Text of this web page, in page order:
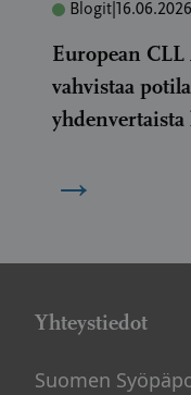
Blogit 16.06.2026
European
vahvistaa
yhdenvertaista
→
Yhteystiedot
Suomen